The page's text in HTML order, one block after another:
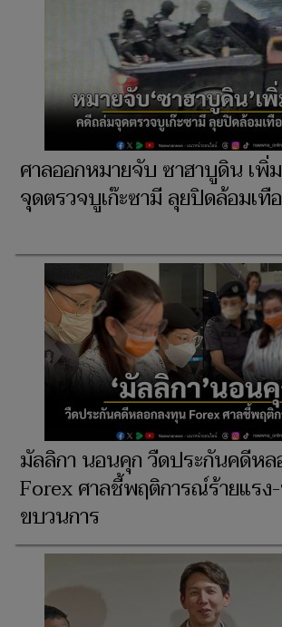
ศาลออกหมายจับ ซาฮาบูดิน เพิ่
จุดตรวจบูเก๊ะซามี ลุยปิดล้อมเทือ
มัลลิกา นอนคุก วืดประกันคดีห
Forex ศาลชี้พฤติการณ์ร้ายแรง
ขบวนการ